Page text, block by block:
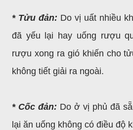
* Tửu đản: Do vị uất nhiều
đã yếu lại hay uống rượu
rượu xong ra gió khiến cho
không tiết giải ra ngoài.
* Cốc đản: Do ở vị phủ đã
lại ăn uống không có điều độ